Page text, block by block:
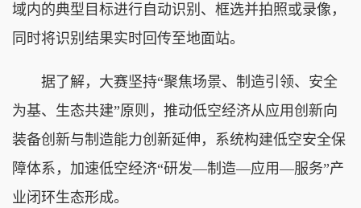
域内的典型目标进行自动识别、框选并拍照或录像，
同时将识别结果实时回传至地面站。
据了解，大赛坚持“聚焦场景、制造引领、安全
为基、生态共建”原则，推动低空经济从应用创新向
装备创新与制造能力创新延伸，系统构建低空安全保
障体系，加速低空经济“研发—制造—应用—服务”产
业闭环生态形成。